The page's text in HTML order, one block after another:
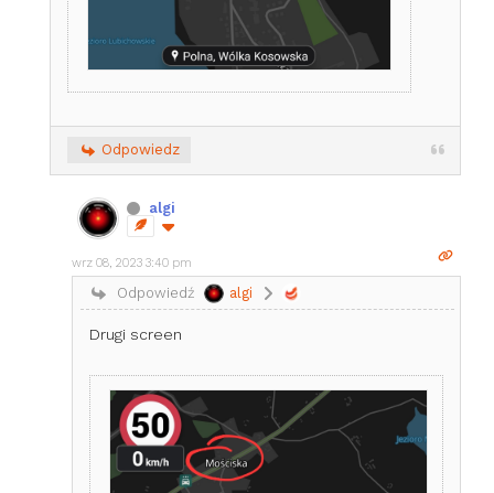
Odpowiedz
algi
wrz 08, 2023 3:40 pm
Odpowiedź algi
Drugi screen